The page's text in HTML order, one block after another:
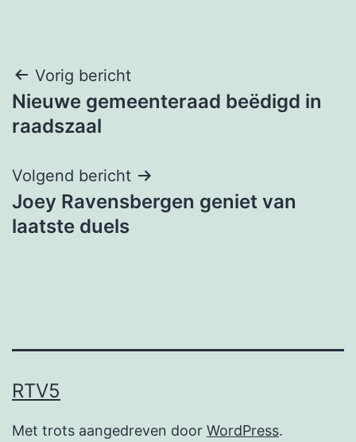
Bericht
navigatie
Vorig bericht
Nieuwe gemeenteraad beëdigd in
raadszaal
Volgend bericht
Joey Ravensbergen geniet van
laatste duels
RTV5
Met trots aangedreven door WordPress.